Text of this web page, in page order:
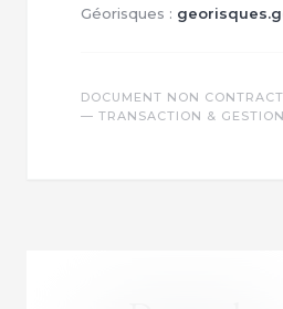
Géorisques :
DOCUMENT NON
— TRANSACTION &